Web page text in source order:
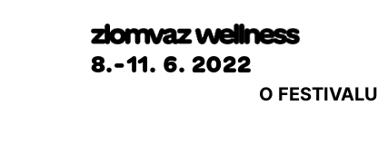
8.-11. 6. 2022
O FESTIVALU